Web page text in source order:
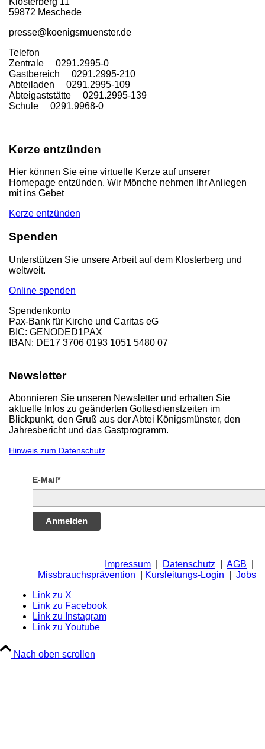
59872 Meschede
presse@koenigsmuenster.de
Telefon
Zentrale 0291.2995-0
Gastbereich 0291.2995-210
Abteiladen 0291.2995-109
Abteigaststätte 0291.2995-139
Schule 0291.9968-0
Kerze entzünden
Hier können Sie eine virtuelle Kerze auf unserer
Homepage entzünden. Wir Mönche nehmen Ihr Anliegen
mit ins Gebet
Kerze entzünden
Spenden
Unterstützen Sie unsere Arbeit auf dem Klosterberg und
weltweit.
Online spenden
Spendenkonto
Pax-Bank für Kirche und Caritas eG
BIC: GENODED1PAX
IBAN: DE17 3706 0193 1051 5480 07
Newsletter
Abonnieren Sie unseren Newsletter und erhalten Sie
aktuelle Infos zu geänderten Gottesdienstzeiten im
Blickpunkt, den Gruß aus der Abtei Königsmünster, den
Jahresbericht und das Gastprogramm.
Hinweis zum Datenschutz
E-Mail*
Anmelden
Impressum Datenschutz AGB
Missbrauchsprävention
Kursleitungs-Login
Jobs
Link zu X
Link zu Facebook
Link zu Instagram
Link zu Youtube
Nach oben scrollen